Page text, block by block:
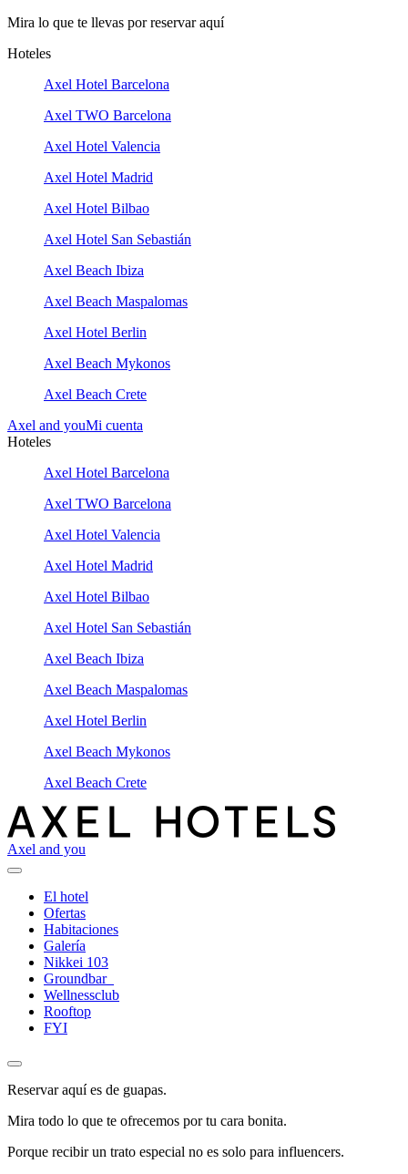
Mira lo que te llevas por reservar aquí
Hoteles
Axel Hotel Barcelona
Axel TWO Barcelona
Axel Hotel Valencia
Axel Hotel Madrid
Axel Hotel Bilbao
Axel Hotel San Sebastián
Axel Beach Ibiza
Axel Beach Maspalomas
Axel Hotel Berlin
Axel Beach Mykonos
Axel Beach Crete
Axel and youMi cuenta
Hoteles
Axel Hotel Barcelona
Axel TWO Barcelona
Axel Hotel Valencia
Axel Hotel Madrid
Axel Hotel Bilbao
Axel Hotel San Sebastián
Axel Beach Ibiza
Axel Beach Maspalomas
Axel Hotel Berlin
Axel Beach Mykonos
Axel Beach Crete
Axel and you
El hotel
Ofertas
Habitaciones
Galería
Nikkei 103
Groundbar
Wellnessclub
Rooftop
FYI
Reservar aquí es de guapas.
Mira todo lo que te ofrecemos por tu cara bonita.
Porque recibir un trato especial no es solo para influencers.